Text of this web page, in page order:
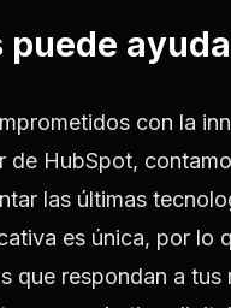
puede
con la
de HubSpot,
las últimas
es única, por lo
que respondan a